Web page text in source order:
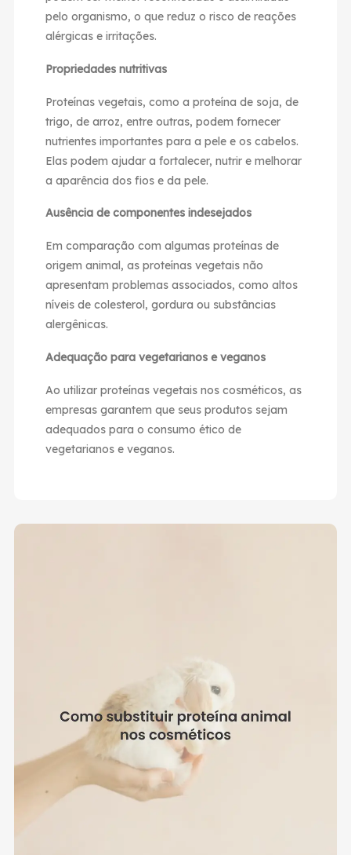
pelo organismo, o que reduz o risco de reações
alérgicas e irritações.
Propriedades nutritivas
Proteínas vegetais, como a proteína de soja, de
trigo, de arroz, entre outras, podem fornecer
nutrientes importantes para a pele e os cabelos.
Elas podem ajudar a fortalecer, nutrir e melhorar
a aparência dos fios e da pele.
Ausência de componentes indesejados
Em comparação com algumas proteínas de
origem animal, as proteínas vegetais não
apresentam problemas associados, como altos
níveis de colesterol, gordura ou substâncias
alergênicas.
Adequação para vegetarianos e veganos
Ao utilizar proteínas vegetais nos cosméticos, as
empresas garantem que seus produtos sejam
adequados para o consumo ético de
vegetarianos e veganos.